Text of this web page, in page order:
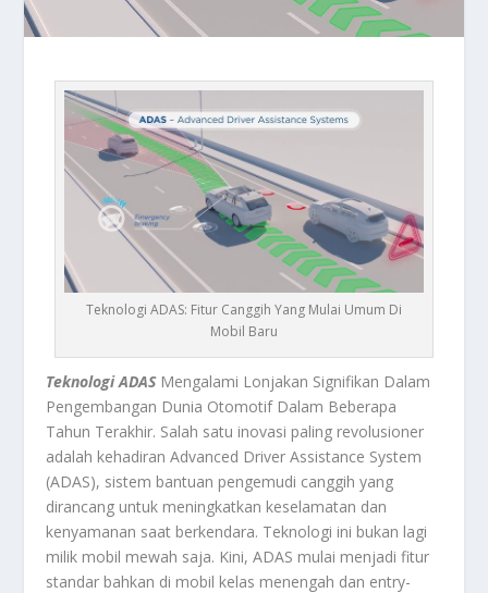
Teknologi ADAS: Fitur Canggih Yang Mulai Umum Di
Mobil Baru
Teknologi ADASMengalami Lonjakan Signifikan Dalam
Pengembangan Dunia Otomotif Dalam Beberapa
Tahun Terakhir. Salah satu inovasi paling revolusioner
adalah kehadiran Advanced Driver Assistance System
(ADAS), sistem bantuan pengemudi canggih yang
dirancang untuk meningkatkan keselamatan dan
kenyamanan saat berkendara. Teknologi ini bukan lagi
milik mobil mewah saja. Kini, ADAS mulai menjadi fitur
standar bahkan di mobil kelas menengah dan entry-